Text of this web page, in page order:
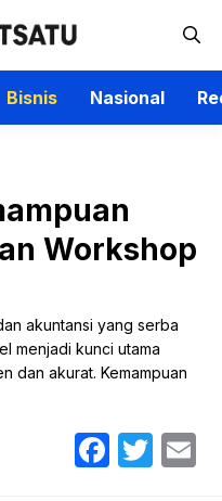
Bisnis Nasional
Workshop
akuntansi yang serba
menjadi kunci utama
dan akurat. Kemampuan